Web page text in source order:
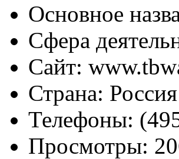
Основное
Сфера
Сайт:
Страна: Россия
Телефоны:
Просмотры: